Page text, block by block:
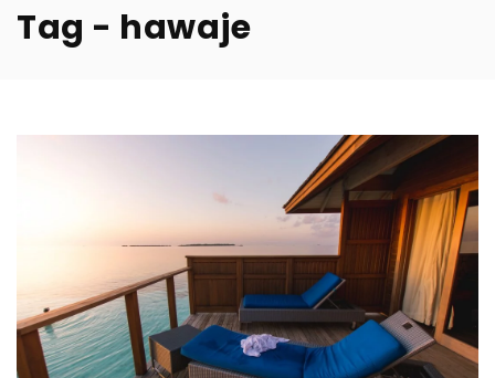
Tag - hawaje